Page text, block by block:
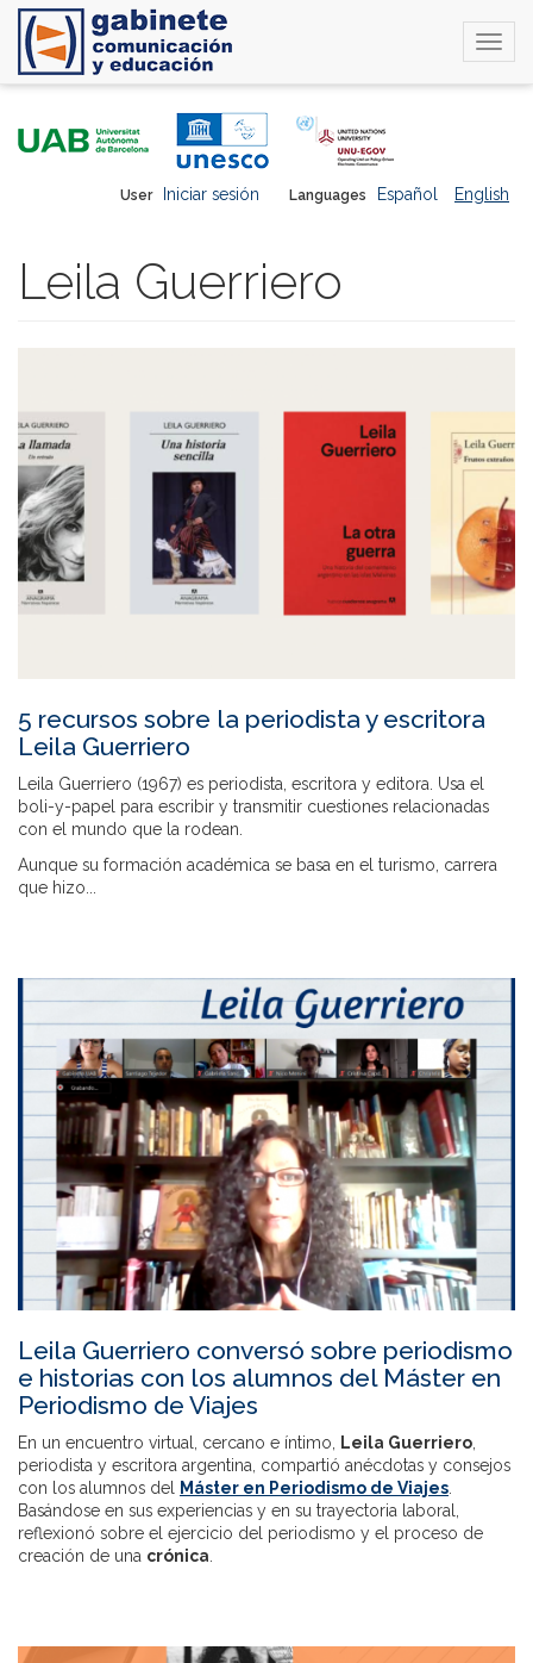
Languages Español English
User Iniciar sesión
Leila Guerriero
5 recursos sobre la periodista y escritora
Leila Guerriero
Leila Guerriero (1967) es periodista, escritora y editora. Usa el
boli-y-papel para escribir y transmitir cuestiones relacionadas
con el mundo que la rodean.
Aunque su formación académica se basa en el turismo, carrera
que hizo...
Leila Guerriero conversó sobre periodismo
e historias con los alumnos del Máster en
Periodismo de Viajes
En un encuentro virtual, cercano e íntimo, Leila Guerriero
periodista y escritora argentina, compartió anécdotas y consejos
con los alumnos del
Máster en Periodismo de Viajes
Basándose en sus experiencias y en su trayectoria laboral,
reflexionó sobre el ejercicio del periodismo y el proceso de
creación de una crónica